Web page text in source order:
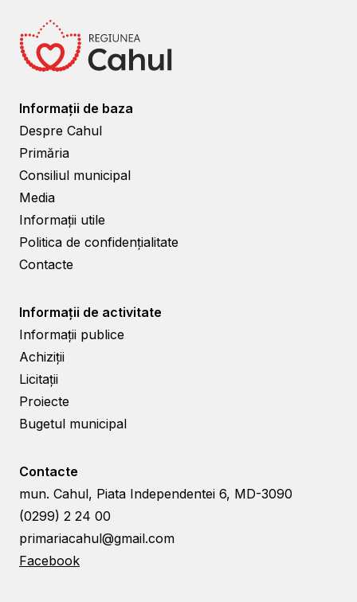
Informații de baza
Despre Cahul
Primăria
Consiliul municipal
Media
Informații utile
Politica de confidențialitate
Contacte
Informații de activitate
Informații publice
Achiziții
Licitații
Proiecte
Bugetul municipal
Contacte
mun. Cahul, Piata Independentei 6, MD-3090
(0299) 2 24 00
primariacahul@gmail.com
Facebook